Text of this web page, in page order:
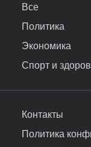
Все
Политика
Экономика
Спорт и
Контакты
Политика